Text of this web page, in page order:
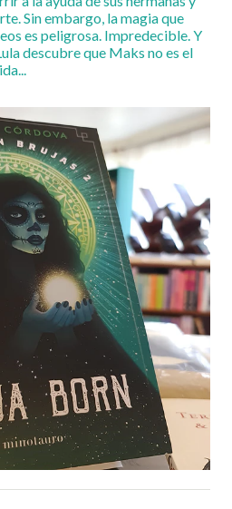
Sin embargo, la magia que
es peligrosa. Impredecible. Y
descubre que Maks no es el